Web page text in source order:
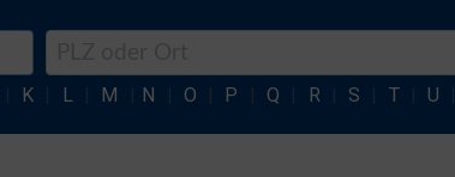
K L M N O P Q R S T U